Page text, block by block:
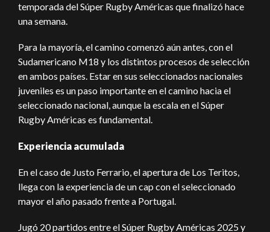
temporada del Súper Rugby Américas que finalizó hace
una semana.
Para la mayoría, el camino comenzó aún antes, con el
Sudamericano M18 y los distintos procesos de selección
en ambos países. Estar en sus seleccionados nacionales
juveniles es un paso importante en el camino hacia el
seleccionado nacional, aunque la escala en el Súper
Rugby Américas es fundamental.
Experiencia acumulada
En el caso de Justo Ferrario, el apertura de Los Teritos,
llega con la experiencia de un cap con el seleccionado
mayor el año pasado frente a Portugal.
Jugó 20 partidos entre el Súper Rugby Américas 2025 y